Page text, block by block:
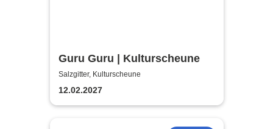
Guru Guru | Kulturscheune
Salzgitter, Kulturscheune
12.02.2027